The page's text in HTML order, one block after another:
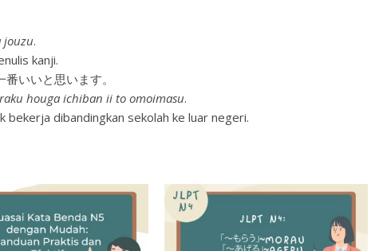
jouzu.
kanji.
いいと思います。
houga ichiban ii to omoimasu.
bekerja dibandingkan sekolah ke luar negeri.